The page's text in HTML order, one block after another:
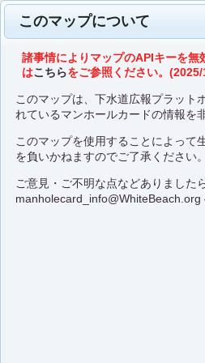
このマップについて
諸事情によりマップのAPIキーを無
はこちらをご参照ください。
このマップは、下水道広報プラット
れているマンホールカードの情報を
このマップを使用することによって
を負いかねますのでご了承ください。
ご意見・ご不明な点などありましたら
manholecard_info@WhiteBeach.org